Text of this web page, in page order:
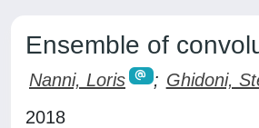
Ensemble of
Nanni, Loris ; Ghidoni,
2018